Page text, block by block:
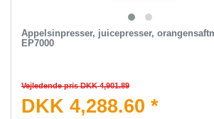
Appelsinpresser, juicepresser,
EP7000
Vejledende pris DKK 4,901.89
DKK 4,288.60 *